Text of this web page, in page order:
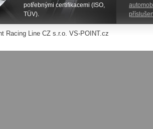
potřebnými certifikacemi (ISO,
TÜV).
Racing Line CZ s.r.o. VS-POINT.cz